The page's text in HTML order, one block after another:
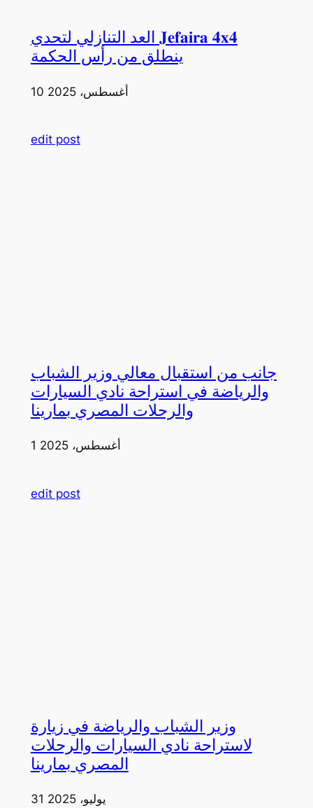
العد التنازلي لتحدي 𝐉𝐞𝐟𝐚𝐢𝐫𝐚 𝟒𝐱𝟒
ينطلق من رأس الحكمة
10 أغسطس، 2025
edit post
جانب من استقبال معالي وزير الشباب
والرياضة في استراحة نادي السيارات
والرحلات المصري بمارينا
1 أغسطس، 2025
edit post
وزير الشباب والرياضة في زيارة
لاستراحة نادي السيارات والرحلات
المصري بمارينا
31 يوليو، 2025